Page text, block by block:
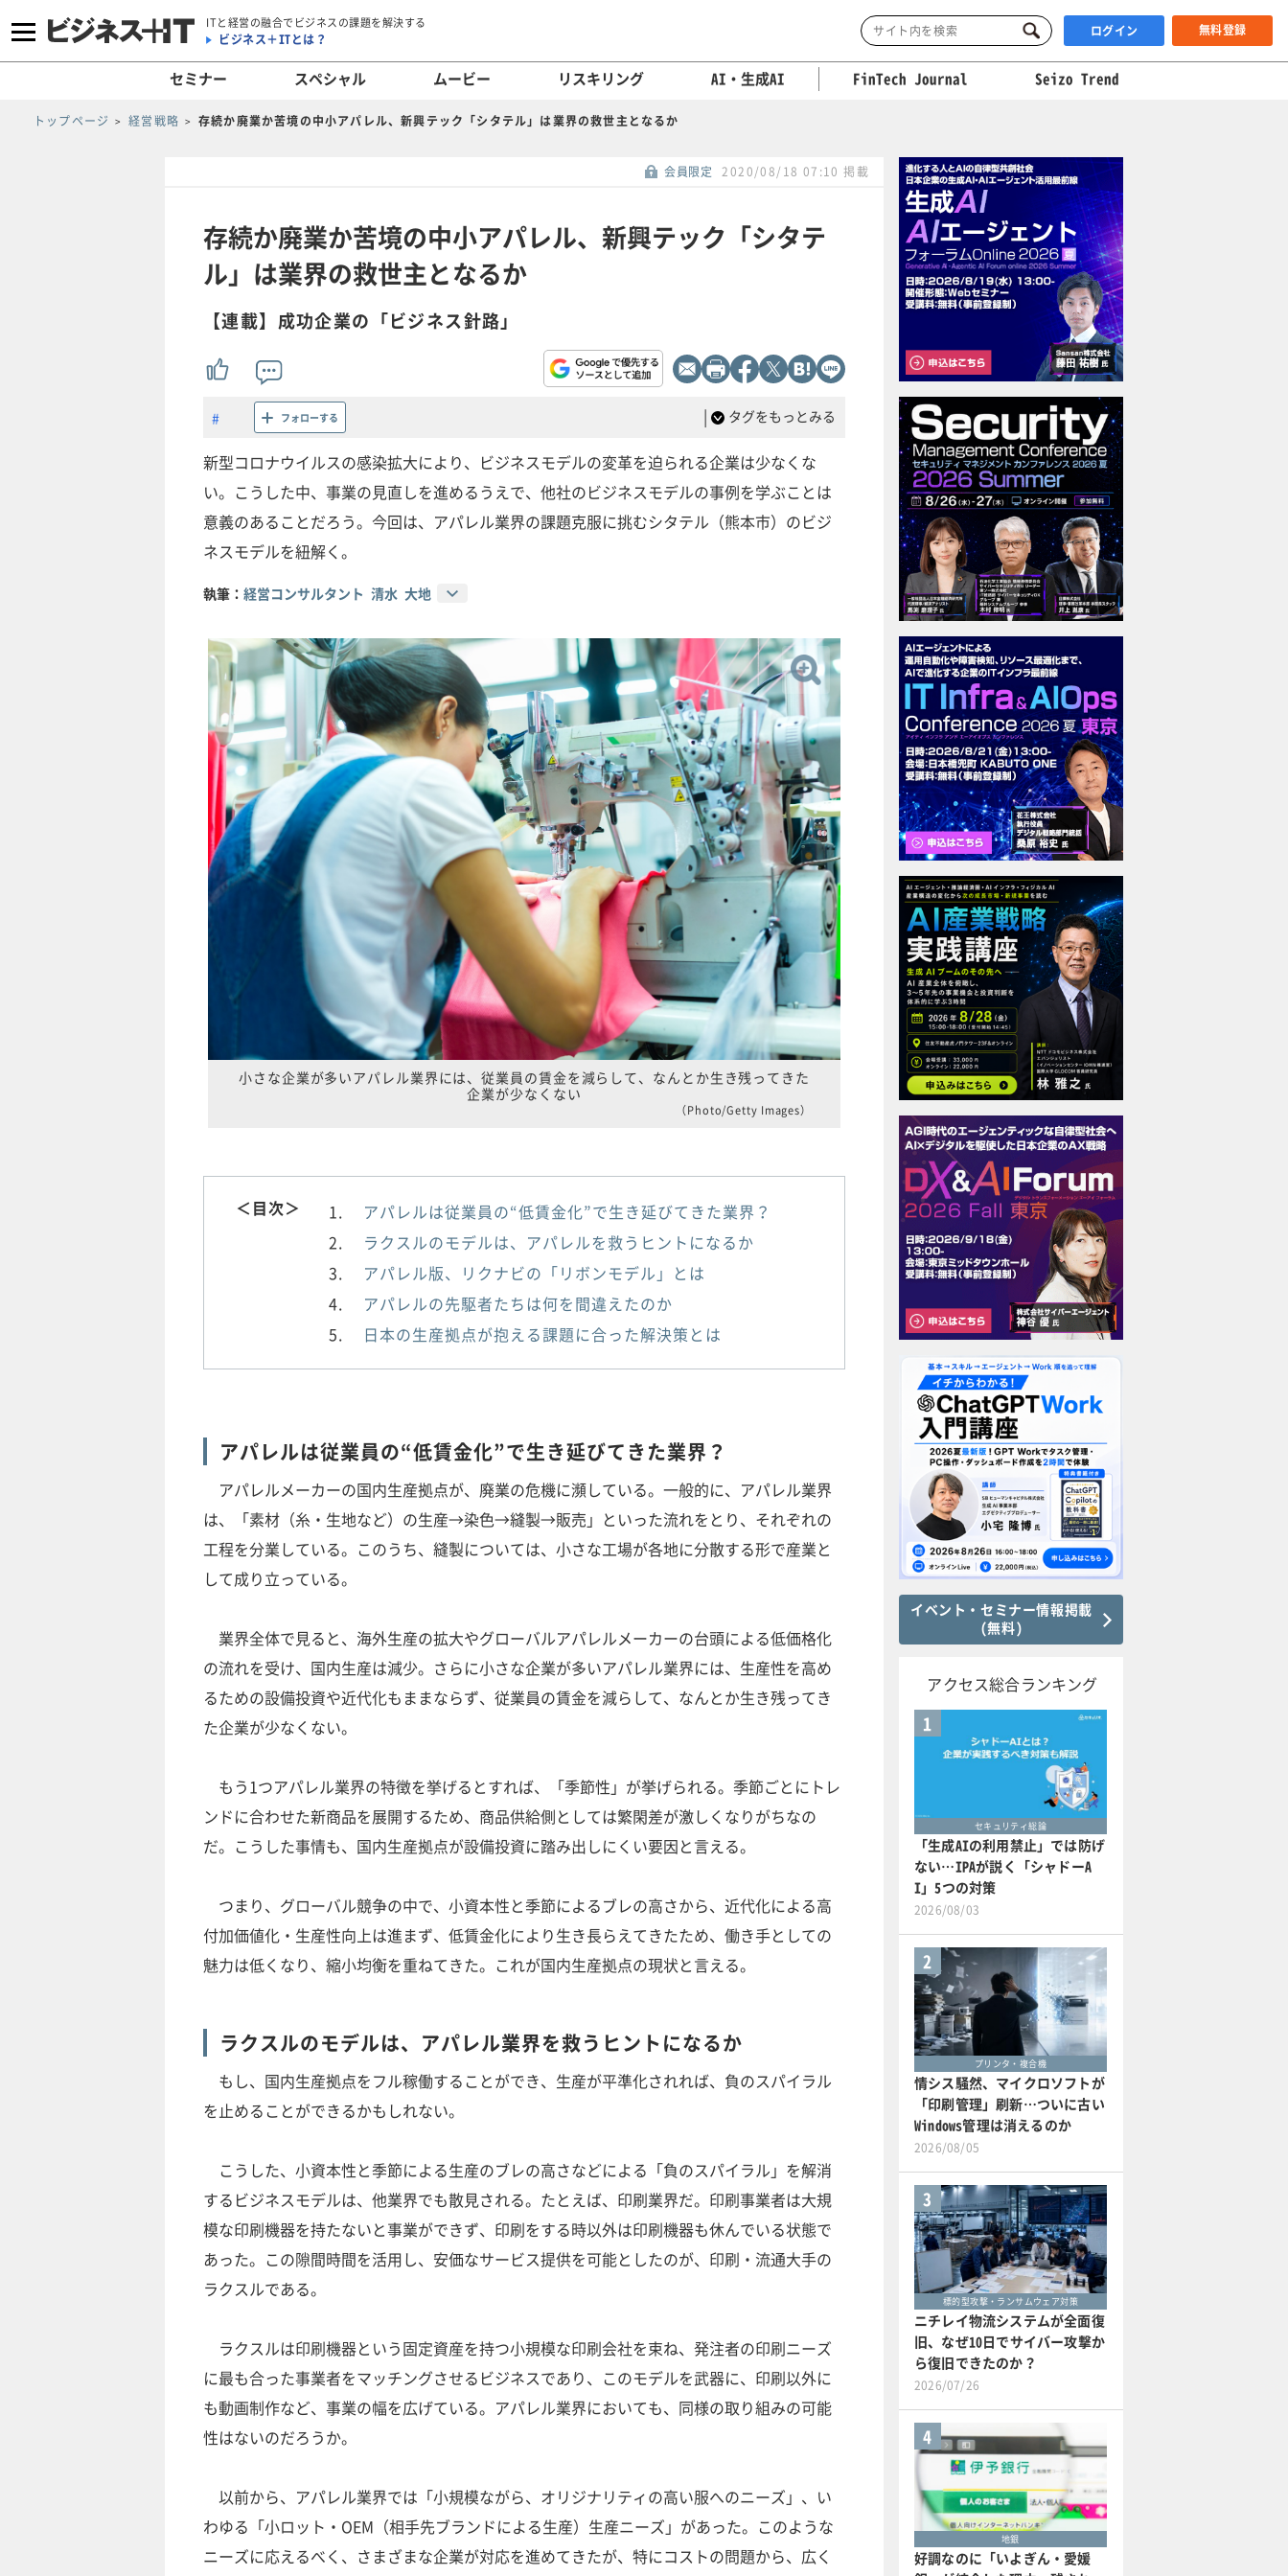
ITと経営の融合でビジネスの課題を解決する
ビジネス＋ITとは？ ログイン 無料登録
セミナー スペシャル ムービー リスキリング AI・生成AI FinTech Journal Seizo Trend
トップページ 経営戦略 存続か廃業か苦境の中小アパレル、新興テック「シタテル」は業界の救世主となるか
会員限定 2020/08/18 07:10 掲載
存続か廃業か苦境の中小アパレル、新興テック「シタテ
ル」は業界の救世主となるか
【連載】成功企業の「ビジネス針路」
フォローする | タグをもっとみる
新型コロナウイルスの感染拡大により、ビジネスモデルの変革を迫られる企業は少なくな
い。こうした中、事業の見直しを進めるうえで、他社のビジネスモデルの事例を学ぶことは
意義のあることだろう。今回は、アパレル業界の課題克服に挑むシタテル（熊本市）のビジ
ネスモデルを紐解く。
執筆： 経営コンサルタント 清水 大地
小さな企業が多いアパレル業界には、従業員の賃金を減らして、なんとか生き残ってきた
企業が少なくない
（Photo/Getty Images）
＜目次＞
アパレルは従業員の“低賃金化”で生き延びてきた業界？
ラクスルのモデルは、アパレルを救うヒントになるか
アパレル版、リクナビの「リボンモデル」とは
アパレルの先駆者たちは何を間違えたのか
日本の生産拠点が抱える課題に合った解決策とは
アパレルは従業員の“低賃金化”で生き延びてきた業界？
アパレルメーカーの国内生産拠点が、廃業の危機に瀕している。一般的に、アパレル業界
は、「素材（糸・生地など）の生産→染色→縫製→販売」といった流れをとり、それぞれの
工程を分業している。このうち、縫製については、小さな工場が各地に分散する形で産業と
して成り立っている。
業界全体で見ると、海外生産の拡大やグローバルアパレルメーカーの台頭による低価格化
の流れを受け、国内生産は減少。さらに小さな企業が多いアパレル業界には、生産性を高め
るための設備投資や近代化もままならず、従業員の賃金を減らして、なんとか生き残ってき
た企業が少なくない。
もう1つアパレル業界の特徴を挙げるとすれば、「季節性」が挙げられる。季節ごとにトレ
ンドに合わせた新商品を展開するため、商品供給側としては繁閑差が激しくなりがちなの
だ。こうした事情も、国内生産拠点が設備投資に踏み出しにくい要因と言える。
つまり、グローバル競争の中で、小資本性と季節によるブレの高さから、近代化による高
付加価値化・生産性向上は進まず、低賃金化により生き長らえてきたため、働き手としての
魅力は低くなり、縮小均衡を重ねてきた。これが国内生産拠点の現状と言える。
ラクスルのモデルは、アパレル業界を救うヒントになるか
もし、国内生産拠点をフル稼働することができ、生産が平準化されれば、負のスパイラル
を止めることができるかもしれない。
こうした、小資本性と季節による生産のブレの高さなどによる「負のスパイラル」を解消
するビジネスモデルは、他業界でも散見される。たとえば、印刷業界だ。印刷事業者は大規
模な印刷機器を持たないと事業ができず、印刷をする時以外は印刷機器も休んでいる状態で
あった。この隙間時間を活用し、安価なサービス提供を可能としたのが、印刷・流通大手の
ラクスルである。
ラクスルは印刷機器という固定資産を持つ小規模な印刷会社を束ね、発注者の印刷ニーズ
に最も合った事業者をマッチングさせるビジネスであり、このモデルを武器に、印刷以外に
も動画制作など、事業の幅を広げている。アパレル業界においても、同様の取り組みの可能
性はないのだろうか。
以前から、アパレル業界では「小規模ながら、オリジナリティの高い服へのニーズ」、い
わゆる「小ロット・OEM（相手先ブランドによる生産）生産ニーズ」があった。このような
ニーズに応えるべく、さまざまな企業が対応を進めてきたが、特にコストの問題から、広く
イベント・セミナー情報掲載
(無料)
アクセス総合ランキング
1
セキュリティ総論
「生成AIの利用禁止」では防げ
ない…IPAが説く「シャドーA
I」5つの対策
2026/08/03
2
プリンタ・複合機
情シス騒然、マイクロソフトが
「印刷管理」刷新…ついに古い
Windows管理は消えるのか
2026/08/05
3
標的型攻撃・ランサムウェア対策
ニチレイ物流システムが全面復
旧、なぜ10日でサイバー攻撃か
ら復旧できたのか？
2026/07/26
4
地銀
好調なのに「いよぎん・愛媛